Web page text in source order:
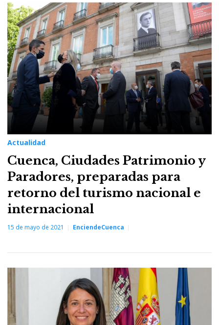
Actualidad
Cuenca, Ciudades Patrimonio y
Paradores, preparadas para
retorno del turismo nacional e
internacional
15 de mayo de 2021 EnciendeCuenca